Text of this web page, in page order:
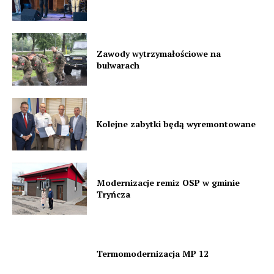
Zawody wytrzymałościowe na
bulwarach
Kolejne zabytki będą wyremontowane
Modernizacje remiz OSP w gminie
Tryńcza
Termomodernizacja MP 12